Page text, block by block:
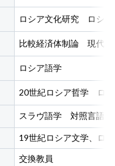
ロシア文化研究 ロシア
比較経済体制論 現代ロ
ロシア語学
20世紀ロシア哲学 ロ
スラヴ語学 対照言語学
19世紀ロシア文学、ロ
交換教員